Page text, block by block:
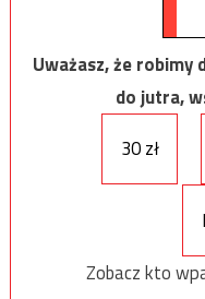
Uważasz, że robimy
do jutra,
30 zł
Zobacz kto